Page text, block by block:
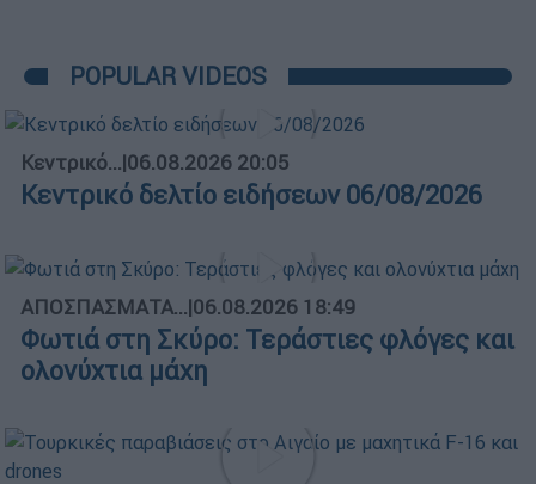
POPULAR VIDEOS
Κεντρικό...|06.08.2026 20:05
Κεντρικό δελτίο ειδήσεων 06/08/2026
ΑΠΟΣΠΑΣΜΑΤΑ...|06.08.2026 18:49
Φωτιά στη Σκύρο: Τεράστιες φλόγες και
ολονύχτια μάχη